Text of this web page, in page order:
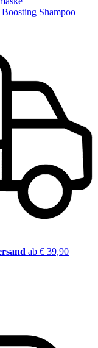
Shampoo
ab € 39,90